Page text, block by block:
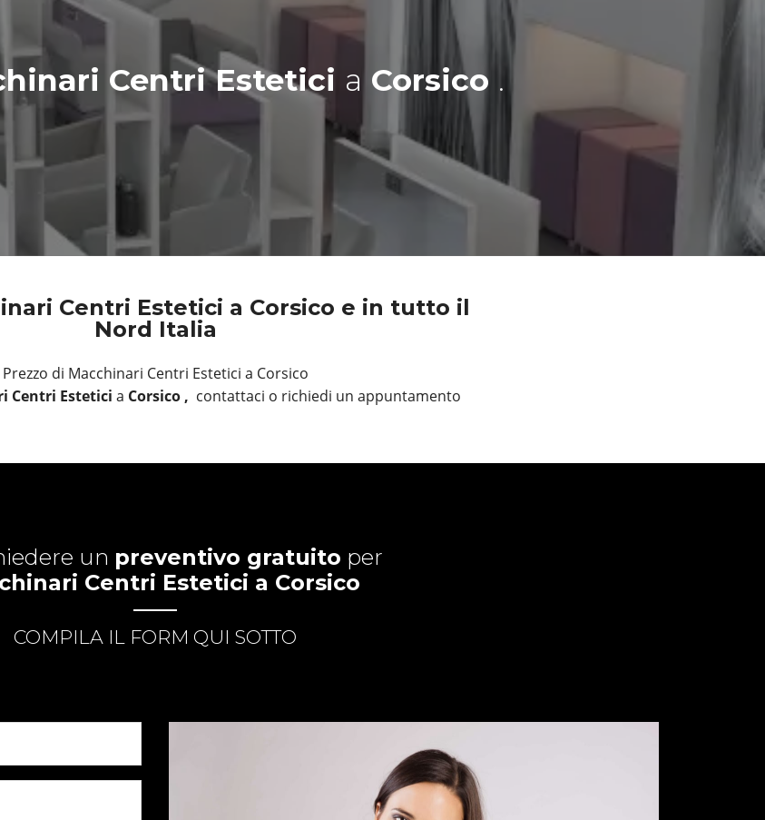
Centri Estetici a Corsico .
Centri Estetici a Corsico e in tutto il
Nord Italia
Prezzo di Macchinari Centri Estetici a Corsico
Centri Estetici a Corsico , contattaci o richiedi un appuntamento
un preventivo gratuito per
Centri Estetici a Corsico
COMPILA IL FORM QUI SOTTO